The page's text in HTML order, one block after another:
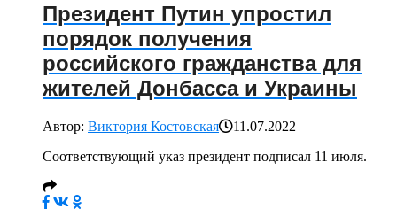
Президент Путин упростил
порядок получения
российского гражданства для
жителей Донбасса и Украины
Автор: Виктория Костовская
11.07.2022
Соответствующий указ президент подписал 11 июля.